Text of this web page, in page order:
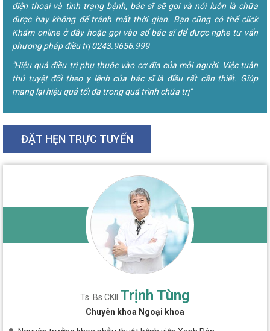
điện thoại và tình trạng bệnh, bác sĩ sẽ gọi và nói luôn là chữa
được hay không để tránh mất thời gian. Bạn cũng có thể click
Khám online ở đây hoặc gọi vào số bác sĩ để được nghe tư vấn
phương pháp điều trị 0243.9656.999
"Hiệu quả điều trị phụ thuộc vào cơ địa của mỗi người. Việc tuân
thủ tuyệt đối theo y lệnh của bác sĩ là điều rất cần thiết. Giúp
mang lại hiệu quả tối đa trong quá trình chữa trị"
ĐẶT HẸN TRỰC TUYẾN
Ts. Bs CKII Trịnh Tùng
Chuyên khoa Ngoại khoa